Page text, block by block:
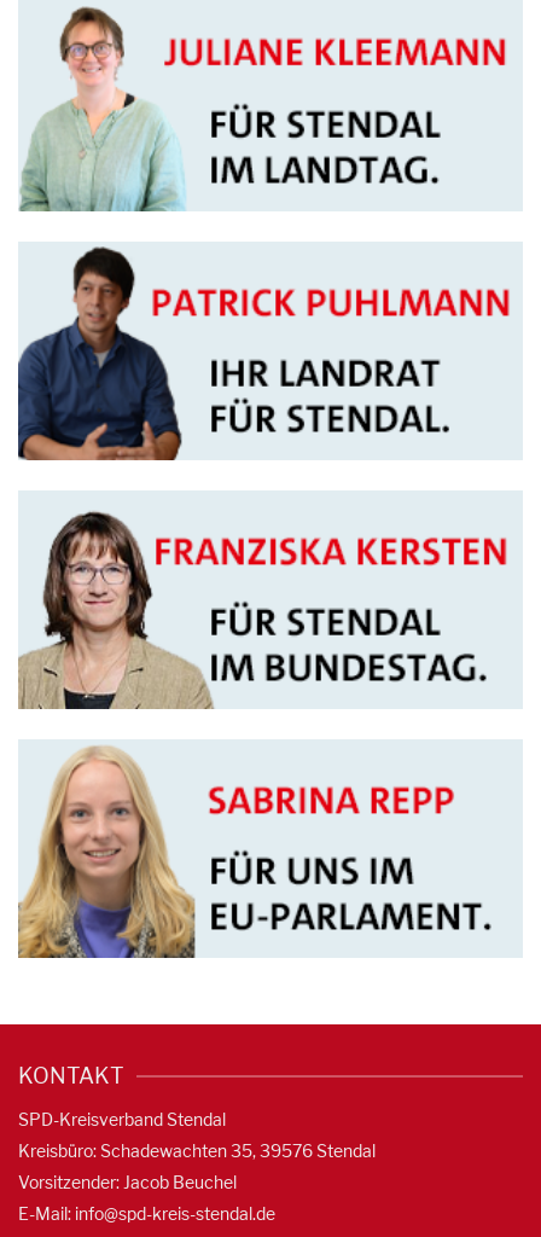
KONTAKT
SPD-Kreisverband Stendal
Kreisbüro: Schadewachten 35, 39576 Stendal
Vorsitzender: Jacob Beuchel
E-Mail: info@spd-kreis-stendal.de